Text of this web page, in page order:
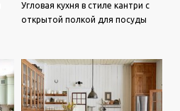
Угловая кухня в стиле кантри с
открытой полкой для посуды